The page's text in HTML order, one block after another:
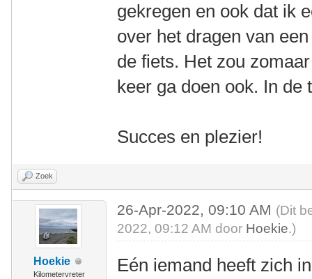
gekregen en ook dat ik
over het dragen van
de fiets. Het zou
keer ga doen ook. In
Succes en plezier!
Zoek
Hoekie
Kilometervreter
26-Apr-2022, 09:10 AM (Dit
2022, 09:12 AM door Hoekie.)
Eén iemand heeft zich